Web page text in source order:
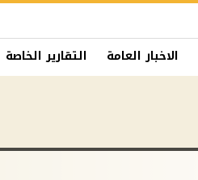
الاخبار العامة التقارير الخاصة